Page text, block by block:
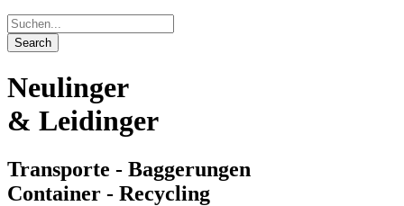
Neulinger
& Leidinger
Transporte - Baggerungen
Container - Recycling